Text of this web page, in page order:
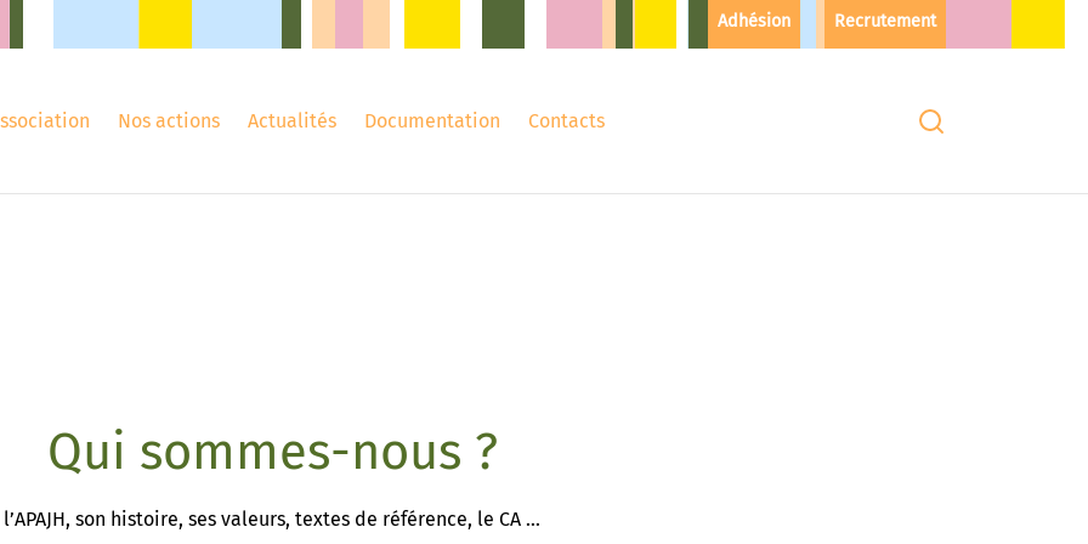
Adhésion Recrutement
Nos actions Actualités Documentation Contacts
Qui sommes-nous ?
l’APAJH, son histoire, ses valeurs, textes de référence, le CA …